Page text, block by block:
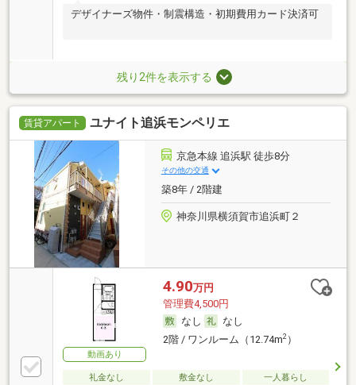
デザイナーズ物件・制震構造・初期費用カード決済可
残り2件を表示する
賃貸アパート ユナイト追浜モンペリエ
京急本線 追浜駅 徒歩8分
その他の交通
築8年 / 2階建
神奈川県横須賀市追浜町２
動画あり
4.90万円
管理費4,500円
なし
なし
2階 / ワンルーム（12.74m2）
礼金なし 敷金なし
一人暮らし